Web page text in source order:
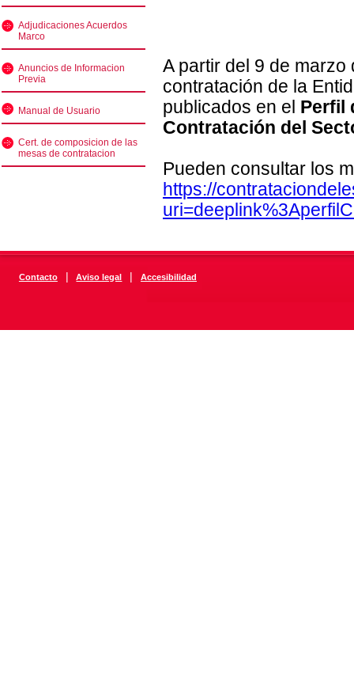
Adjudicaciones Acuerdos
Marco
Anuncios de Informacion
Previa
Manual de Usuario
Cert. de composicion de las
mesas de contratacion
A partir del 9 de
contratación de la
publicados en el Perfil
Contratación del
Pueden consultar los
https://
Contacto | Aviso legal | Accesibilidad